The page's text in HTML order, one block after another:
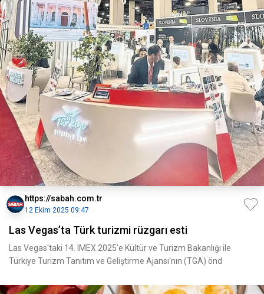
https://sabah.com.tr
12 Ekim 2025 09:47
Las Vegas’ta Türk turizmi rüzgarı esti
Las Vegas'taki 14. IMEX 2025'e Kültür ve Turizm Bakanlığı ile
Türkiye Turizm Tanıtım ve Geliştirme Ajansı'nın (TGA) önd